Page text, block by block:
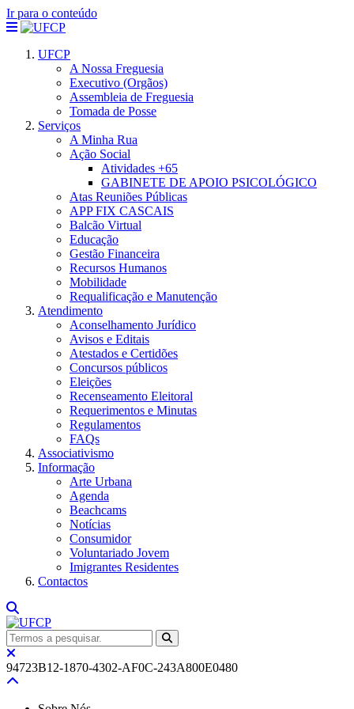
Ir para o conteúdo
UFCP
A Nossa Freguesia
Executivo (Orgãos)
Assembleia de Freguesia
Tomada de Posse
Serviços
A Minha Rua
Ação Social
Atividades +65
GABINETE DE APOIO PSICOLÓGICO
Atas Reuniões Públicas
APP FIX CASCAIS
Balcão Virtual
Educação
Gestão Financeira
Recursos Humanos
Mobilidade
Requalificação e Manutenção
Atendimento
Aconselhamento Jurídico
Avisos e Editais
Atestados e Certidões
Concursos públicos
Eleições
Recenseamento Eleitoral
Requerimentos e Minutas
Regulamentos
FAQs
Associativismo
Informação
Arte Urbana
Agenda
Beachcams
Notícias
Consumidor
Voluntariado Jovem
Imigrantes Residentes
Contactos
94723B12-1870-4302-AF0C-243A800E0480